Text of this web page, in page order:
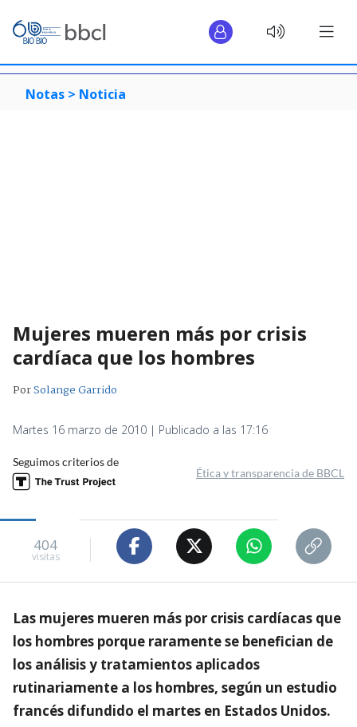
Notas > Noticia
Mujeres mueren más por crisis
cardíaca que los hombres
PorSolange Garrido
Martes 16 marzo de 2010 | Publicado a las 17:16
Seguimos criterios de
Ética y transparencia de BBCL
404
visitas
Las mujeres mueren más por crisis cardíacas que
los hombres porque raramente se benefician de
los análisis y tratamientos aplicados
rutinariamente a los hombres, según un estudio
francés difundido el martes en Estados Unidos.